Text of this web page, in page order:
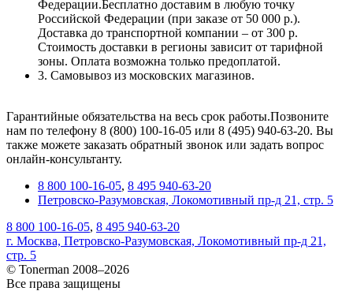
Федерации.Бесплатно доставим в любую точку
Российской Федерации (при заказе от 50 000 р.).
Доставка до транспортной компании – от 300 р.
Стоимость доставки в регионы зависит от тарифной
зоны. Оплата возможна только предоплатой.
3. Самовывоз из московских магазинов.
Гарантийные обязательства на весь срок работы.Позвоните
нам по телефону 8 (800) 100-16-05 или 8 (495) 940-63-20. Вы
также можете заказать обратный звонок или задать вопрос
онлайн-консультанту.
8 800 100-16-05, 8 495 940-63-20
Петровско-Разумовская, Локомотивный пр-д 21, стр. 5
8 800 100-16-05, 8 495 940-63-20
г. Москва, Петровско-Разумовская, Локомотивный пр-д 21,
стр. 5
© Tonerman 2008–2026
Все права защищены